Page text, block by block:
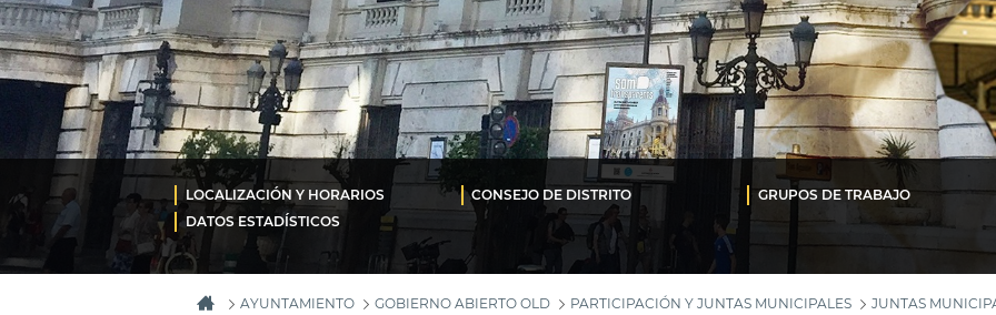
LOCALIZACIÓN Y HORARIOS CONSEJO DE DISTRITO GRUPOS DE TRABAJO
DATOS ESTADÍSTICOS
AYUNTAMIENTO GOBIERNO ABIERTO OLD PARTICIPACIÓN Y JUNTAS MUNICIPALES
JUNTAS